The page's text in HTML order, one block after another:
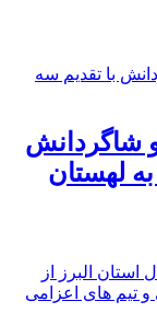
و شاگردانش
به لهستان